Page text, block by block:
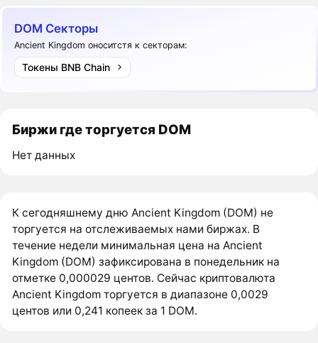
DOM Секторы
Ancient Kingdom оноситстя к секторам:
Токены BNB Chain
Биржи где торгуется DOM
Нет данных
К сегодняшнему дню Ancient Kingdom (DOM) не
торгуется на отслеживаемых нами биржах. В
течение недели минимальная цена на Ancient
Kingdom (DOM) зафиксирована в понедельник на
отметке 0,000029 центов. Сейчас криптовалюта
Ancient Kingdom торгуется в диапазоне 0,0029
центов или 0,241 копеек за 1 DOM.